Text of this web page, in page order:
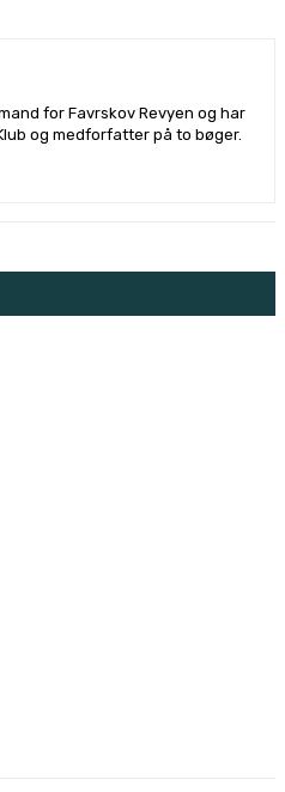
for Favrskov Revyen og har
og medforfatter på to bøger.